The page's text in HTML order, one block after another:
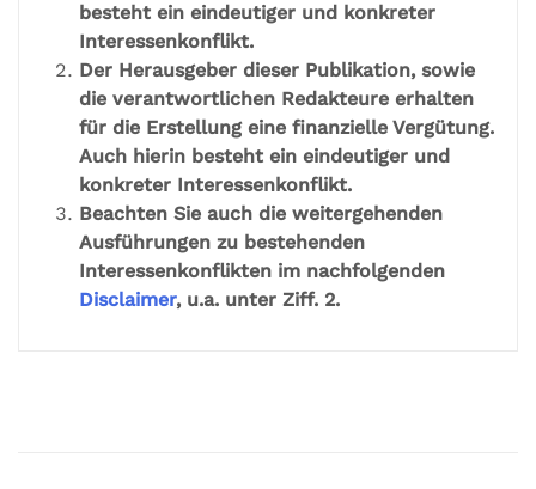
besteht ein eindeutiger und konkreter
Interessenkonflikt.
Der Herausgeber dieser Publikation, sowie
die verantwortlichen Redakteure erhalten
für die Erstellung eine finanzielle Vergütung.
Auch hierin besteht ein eindeutiger und
konkreter Interessenkonflikt.
Beachten Sie auch die weitergehenden
Ausführungen zu bestehenden
Interessenkonflikten im nachfolgenden
Disclaimer, u.a. unter Ziff. 2.